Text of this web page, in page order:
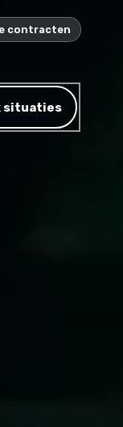
contracten
situaties